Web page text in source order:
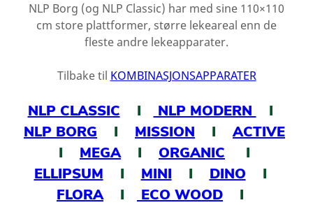
NLP Borg (og NLP Classic) har med sine 110×110
cm store plattformer, større lekeareal enn de
fleste andre lekeapparater.
Tilbake til KOMBINASJONSAPPARATER
NLP CLASSIC I NLP MODERN
I
NLP BORG I MISSION IACTIVE
I MEGAI ORGANIC I
ELLIPSUM I MINI I DINO I
FLORAI ECO WOOD I